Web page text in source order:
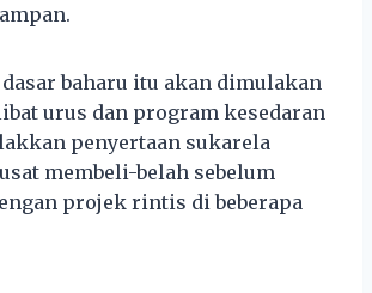
baharu itu akan dimulakan
urus dan program kesedaran
penyertaan sukarela
membeli-belah sebelum
projek rintis di beberapa